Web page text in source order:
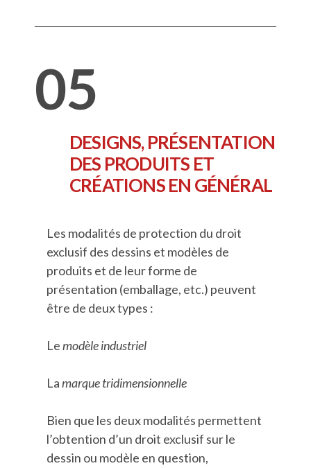
05
DESIGNS, PRÉSENTATION
DES PRODUITS ET
CRÉATIONS EN GÉNÉRAL
Les modalités de protection du droit
exclusif des dessins et modèles de
produits et de leur forme de
présentation (emballage, etc.) peuvent
être de deux types :
Lemodèle industriel
Lamarque tridimensionnelle
Bien que les deux modalités permettent
l’obtention d’un droit exclusif sur le
dessin ou modèle en question,